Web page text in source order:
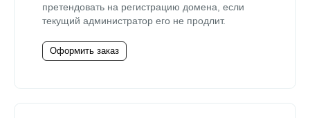
претендовать на регистрацию домена, если
текущий администратор его не продлит.
Оформить заказ